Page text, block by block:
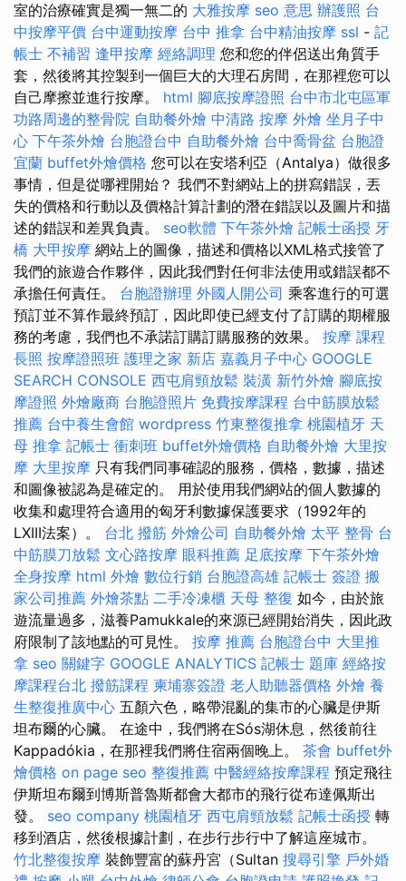
室的治療確實是獨一無二的 大雅按摩 seo 意思 辦護照 台
中按摩平價 台中運動按摩 台中 推拿 台中精油按摩 ssl - 記
帳士 不補習 逢甲按摩 經絡調理 您和您的伴侶送出角質手
套，然後將其控製到一個巨大的大理石房間，在那裡您可以
自己摩擦並進行按摩。 html 腳底按摩證照 台中市北屯區軍
功路周邊的整骨院 自助餐外燴 中清路 按摩 外燴 坐月子中
心 下午茶外燴 台胞證台中 自助餐外燴 台中喬骨盆 台胞證
宜蘭 buffet外燴價格 您可以在安塔利亞（Antalya）做很多
事情，但是從哪裡開始？ 我們不對網站上的拼寫錯誤，丟
失的價格和行動以及價格計算計劃的潛在錯誤以及圖片和描
述的錯誤和差異負責。 seo軟體 下午茶外燴 記帳士函授 牙
橋 大甲按摩 網站上的圖像，描述和價格以XML格式接管了
我們的旅遊合作夥伴，因此我們對任何非法使用或錯誤都不
承擔任何責任。 台胞證辦理 外國人開公司 乘客進行的可選
預訂並不算作最終預訂，因此即使已經支付了訂購的期權服
務的考慮，我們也不承諾訂購訂購服務的效果。 按摩 課程
長照 按摩證照班 護理之家 新店 嘉義月子中心 GOOGLE
SEARCH CONSOLE 西屯肩頸放鬆 裝潢 新竹外燴 腳底按
摩證照 外燴廠商 台胞證照片 免費按摩課程 台中筋膜放鬆
推薦 台中養生會館 wordpress 竹東整復推拿 桃園植牙 天
母 推拿 記帳士 衝刺班 buffet外燴價格 自助餐外燴 大里按
摩 大里按摩 只有我們同事確認的服務，價格，數據，描述
和圖像被認為是確定的。 用於使用我們網站的個人數據的
收集和處理符合適用的匈牙利數據保護要求（1992年的
LXIII法案）。 台北 撥筋 外燴公司 自助餐外燴 太平 整骨 台
中筋膜刀放鬆 文心路按摩 眼科推薦 足底按摩 下午茶外燴
全身按摩 html 外燴 數位行銷 台胞證高雄 記帳士 簽證 搬
家公司推薦 外燴茶點 二手冷凍櫃 天母 整復 如今，由於旅
遊流量過多，滋養Pamukkale的來源已經開始消失，因此政
府限制了該地點的可見性。 按摩 推薦 台胞證台中 大里推
拿 seo 關鍵字 GOOGLE ANALYTICS 記帳士 題庫 經絡按
摩課程台北 撥筋課程 柬埔寨簽證 老人助聽器價格 外燴 養
生整復推廣中心 五顏六色，略帶混亂的集市的心臟是伊斯
坦布爾的心臟。 在途中，我們將在Sós湖休息，然後前往
Kappadókia，在那裡我們將住宿兩個晚上。 茶會 buffet外
燴價格 on page seo 整復推薦 中醫經絡按摩課程 預定飛往
伊斯坦布爾到博斯普魯斯都會大都市的飛行從布達佩斯出
發。 seo company 桃園植牙 西屯肩頸放鬆 記帳士函授 轉
移到酒店，然後根據計劃，在步行步行中了解這座城市。
竹北整復按摩 裝飾豐富的蘇丹宮（Sultan 搜尋引擎 戶外婚